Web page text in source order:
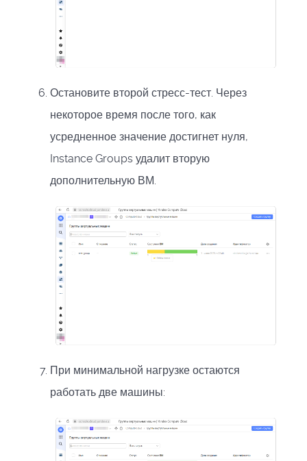
Остановите второй стресс-тест. Через
некоторое время после того, как
усредненное значение достигнет нуля,
Instance Groups удалит вторую
дополнительную ВМ.
При минимальной нагрузке остаются
работать две машины: